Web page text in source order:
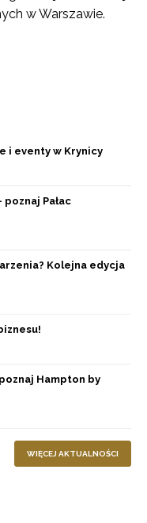
w Warszawie.
i eventy w Krynicy
Pałac
Kolejna edycja
Hampton by
WIĘCEJ AKTUALNOŚCI